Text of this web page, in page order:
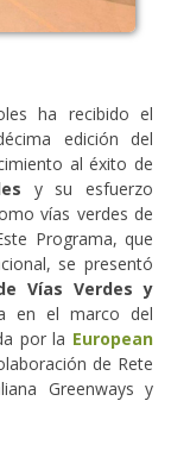
ha recibido el
edición del
al éxito de
y su esfuerzo
vías verdes de
Programa, que
se presentó
Vías Verdes y
en el marco del
por la European
de Rete
Greenways y